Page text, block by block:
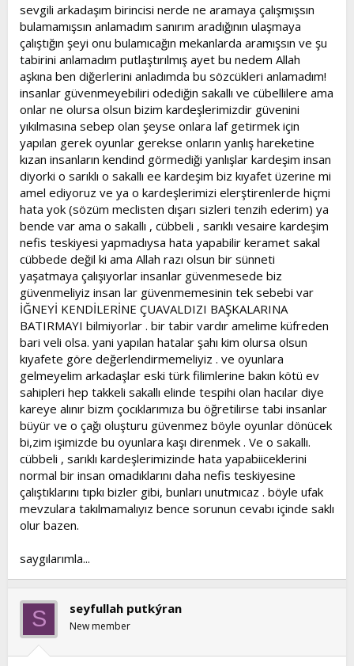
sevgili arkadaşım birincisi nerde ne aramaya çalışmışsın
bulamamışsın anlamadım sanırım aradığının ulaşmaya
çalıştığın şeyi onu bulamıcağın mekanlarda aramışsın ve şu
tabirini anlamadım putlaştırılmış ayet bu nedem Allah
aşkına ben diğerlerini anladımda bu sözcükleri anlamadım!
insanlar güvenmeyebiliri odediğin sakallı ve cübellilere ama
onlar ne olursa olsun bizim kardeşlerimizdir güvenini
yıkılmasına sebep olan şeyse onlara laf getirmek için
yapılan gerek oyunlar gerekse onların yanlış hareketine
kızan insanların kendind görmediği yanlışlar kardeşim insan
diyorki o sarıklı o sakallı ee kardeşim biz kıyafet üzerine mi
amel ediyoruz ve ya o kardeşlerimizi elerştirenlerde hiçmi
hata yok (sözüm meclisten dışarı sizleri tenzih ederim) ya
bende var ama o sakallı , cübbeli , sarıklı vesaire kardeşim
nefis teskiyesi yapmadıysa hata yapabilir keramet sakal
cübbede değil ki ama Allah razı olsun bir sünneti
yaşatmaya çalışıyorlar insanlar güvenmesede biz
güvenmeliyiz insan lar güvenmemesinin tek sebebi var
İĞNEYİ KENDİLERİNE ÇUAVALDIZI BAŞKALARINA
BATIRMAYI bilmiyorlar . bir tabir vardır amelime küfreden
bari veli olsa. yani yapılan hatalar şahı kim olursa olsun
kıyafete göre değerlendirmemeliyiz . ve oyunlara
gelmeyelim arkadaşlar eski türk filimlerine bakın kötü ev
sahipleri hep takkeli sakallı elinde tespihi olan hacılar diye
kareye alınır bizm çocıklarımıza bu öğretilirse tabi insanlar
büyür ve o çağı oluşturu güvenmez böyle oyunlar dönücek
bi,zim işimizde bu oyunlara kaşı direnmek . Ve o sakallı.
cübbeli , sarıklı kardeşlerimizinde hata yapabiiceklerini
normal bir insan omadıklarını daha nefis teskiyesine
çalıştıklarını tıpkı bizler gibi, bunları unutmıcaz . böyle ufak
mevzulara takılmamalıyız bence sorunun cevabı içinde saklı
olur bazen.
saygılarımla...
S seyfullah putkýran
New member